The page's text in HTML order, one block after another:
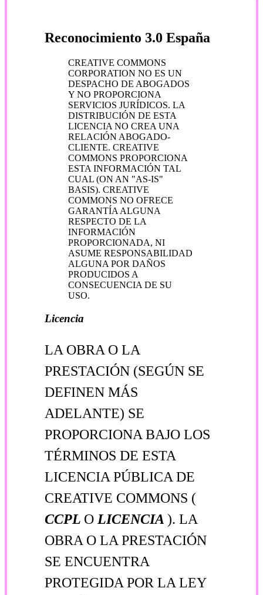
Reconocimiento 3.0 España
CREATIVE COMMONS
CORPORATION NO ES UN
DESPACHO DE ABOGADOS
Y NO PROPORCIONA
SERVICIOS JURÍDICOS. LA
DISTRIBUCIÓN DE ESTA
LICENCIA NO CREA UNA
RELACIÓN ABOGADO-
CLIENTE. CREATIVE
COMMONS PROPORCIONA
ESTA INFORMACIÓN TAL
CUAL (ON AN "AS-IS"
BASIS). CREATIVE
COMMONS NO OFRECE
GARANTÍA ALGUNA
RESPECTO DE LA
INFORMACIÓN
PROPORCIONADA, NI
ASUME RESPONSABILIDAD
ALGUNA POR DAÑOS
PRODUCIDOS A
CONSECUENCIA DE SU
USO.
Licencia
LA OBRA O LA
PRESTACIÓN (SEGÚN SE
DEFINEN MÁS
ADELANTE) SE
PROPORCIONA BAJO LOS
TÉRMINOS DE ESTA
LICENCIA PÚBLICA DE
CREATIVE COMMONS (
CCPL O LICENCIA ). LA
OBRA O LA PRESTACIÓN
SE ENCUENTRA
PROTEGIDA POR LA LEY